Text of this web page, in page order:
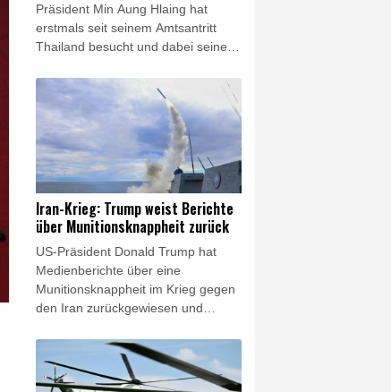
Präsident Min Aung Hlaing hat
erstmals seit seinem Amtsantritt
Thailand besucht und dabei seine
der Beziehungen seines Landes zu
den anderen Staaten der Region
zum Ausdruck gebracht. Die
Beziehungen zu den
südostasiatischen Asean-Staaten
hätten für ihn "Priorität", sagte Min
Aung Hlaing am Donnerstag in
Bangkok. Der thailändische
Regierungschef Anutin Charnvirakul
sagte ihm seine Unterstützung zu.
Iran-Krieg: Trump weist Berichte
über Munitionsknappheit zurück
US-Präsident Donald Trump hat
Medienberichte über eine
Munitionsknappheit im Krieg gegen
den Iran zurückgewiesen und
gedroht. Die US-Streitkräfte hätten
"riesige Mengen an 'Munition', vor
allem bestimmter Arten", schrieb